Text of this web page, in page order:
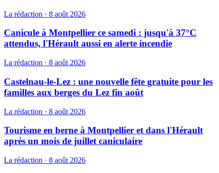
La rédaction · 8 août 2026
Canicule à Montpellier ce samedi : jusqu'à 37°C
attendus, l'Hérault aussi en alerte incendie
La rédaction · 8 août 2026
Castelnau-le-Lez : une nouvelle fête gratuite pour les
familles aux berges du Lez fin août
La rédaction · 8 août 2026
Tourisme en berne à Montpellier et dans l'Hérault
après un mois de juillet caniculaire
La rédaction · 8 août 2026